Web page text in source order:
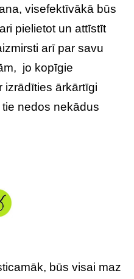
visefektīvākā būs
pielietot un attīstīt
arī par savu
jo kopīgie
izrādīties ārkārtīgi
nedos nekādus
būs visai maz